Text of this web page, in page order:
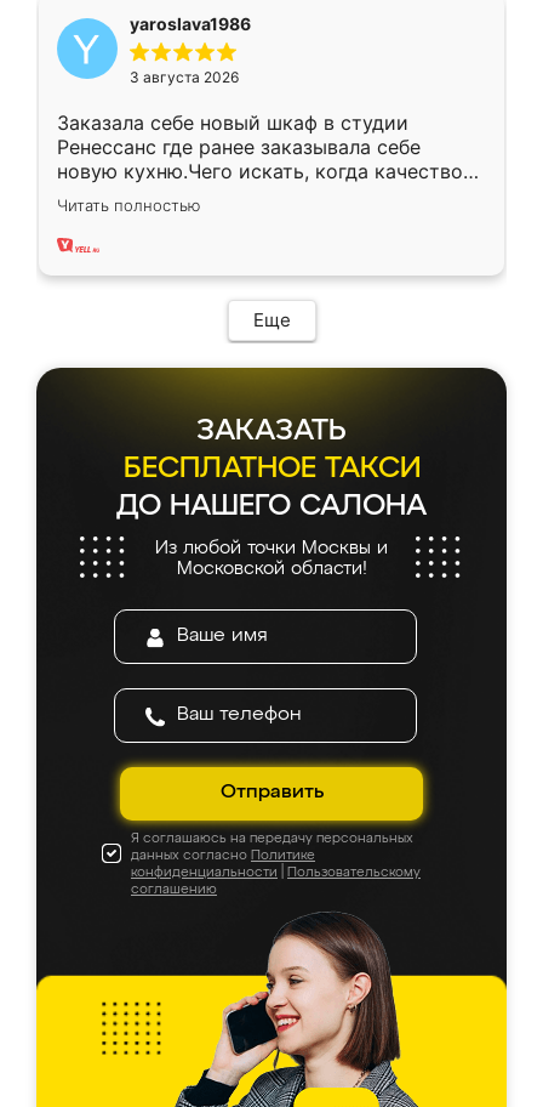
yaroslava1986
3 августа 2026
Заказала себе новый шкаф в студии
Ренессанс где ранее заказывала себе
новую кухню.Чего искать, когда качеством
вполне довольна. Служит кухня уже почти
два года, нареканий нет.
Читать полностью
Еще
ЗАКАЗАТЬ
БЕСПЛАТНОЕ ТАКСИ
ДО НАШЕГО САЛОНА
Из любой точки Москвы и
Московской области!
Отправить
Я соглашаюсь на передачу персональных
данных согласно Политике
конфиденциальности
Пользовательскому
соглашению